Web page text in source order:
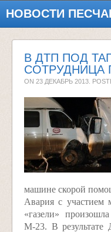
НОВОСТИ
В ДТП ПОД
СОТРУДНИЦА
ON 23 ДЕКАБРЬ 2013 .
машине скорой
Авария с участием
«газели»
М-23. В результате